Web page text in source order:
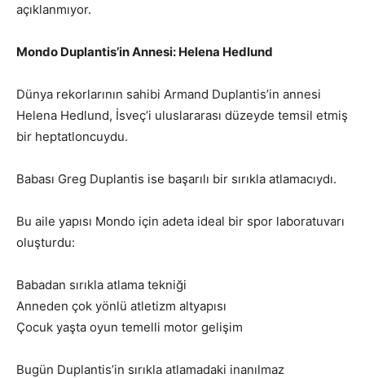
açıklanmıyor.
Mondo Duplantis’in Annesi: Helena Hedlund
Dünya rekorlarının sahibi Armand Duplantis’in annesi
Helena Hedlund, İsveç’i uluslararası düzeyde temsil etmiş
bir heptatloncuydu.
Babası Greg Duplantis ise başarılı bir sırıkla atlamacıydı.
Bu aile yapısı Mondo için adeta ideal bir spor laboratuvarı
oluşturdu:
Babadan sırıkla atlama tekniği
Anneden çok yönlü atletizm altyapısı
Çocuk yaşta oyun temelli motor gelişim
Bugün Duplantis’in sırıkla atlamadaki inanılmaz